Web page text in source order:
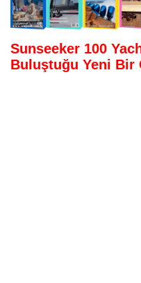
Sunseeker 100
Buluştuğu Yeni Bir